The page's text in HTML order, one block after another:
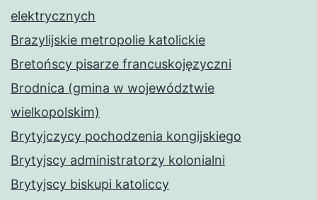
elektrycznych
Brazylijskie metropolie katolickie
Bretońscy pisarze francuskojęzyczni
Brodnica (gmina w województwie
wielkopolskim)
Brytyjczycy pochodzenia kongijskiego
Brytyjscy administratorzy kolonialni
Brytyjscy biskupi katoliccy